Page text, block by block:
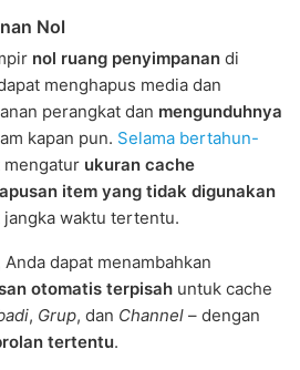
Nol
nol ruang penyimpanan di
menghapus media dan
perangkat dan mengunduhnya
kapan pun. Selama bertahun-
mengatur ukuran cache
item yang tidak digunakan
jangka waktu tertentu.
dapat menambahkan
otomatis terpisah untuk cache
, Grup, dan Channel – dengan
tertentu.